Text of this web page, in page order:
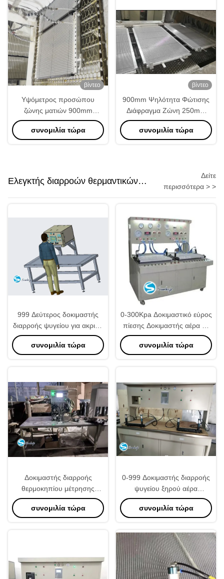
έως 250 mm
βίντεο
Υψόμετρος προσώπου
ζώνης ματιών 900mm
Αλουμινίου Φούρνος
συγκόλλησης Ραδιενεργός
συνομιλία τώρα
βίντεο
900mm Ψηλότητα Φώτισης
Διάφραγμα Ζώνη 250mm
Μέγιστο ύψος Αλουμίνιο
Ραδιοποιητή Φούρνο
συνομιλία τώρα
Ελεγκτής διαρροών θερμαντικών
σωμάτων
Δείτε
περισσότερα > >
999 Δεύτερος δοκιμαστής
διαρροής ψυγείου για ακριβή
ανίχνευση διαρροής 0,1KPa
Ελάχιστο ανιχνεύσιμο
συνομιλία τώρα
0-300Kpa Δοκιμαστικό εύρος
πίεσης Δοκιμαστής αέρα με
παροχή ρεύματος 220AV για
αξιόπιστη δοκιμή
συνομιλία τώρα
Δοκιμαστής διαρροής
θερμοκηπίου μέτρησης
πίεσης με ανάλυση 0,1 Kpa
συνομιλία τώρα
0-999 Δοκιμαστής διαρροής
ψυγείου ξηρού αέρα
δεύτερης θέσης για
μακροχρόνια απόδοση
συνομιλία τώρα